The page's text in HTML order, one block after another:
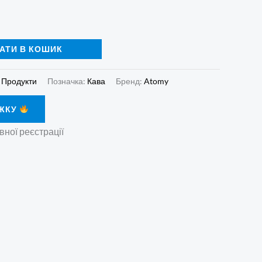
В КОШИК
Продукти Позначка: Кава Бренд: Atomy
реєстрації